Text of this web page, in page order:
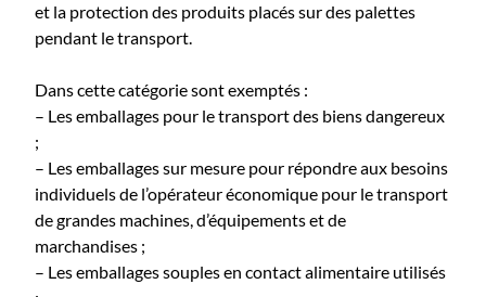
et la protection des produits placés sur des palettes
pendant le transport.
Dans cette catégorie sont exemptés :
– Les emballages pour le transport des biens dangereux
;
– Les emballages sur mesure pour répondre aux besoins
individuels de l’opérateur économique pour le transport
de grandes machines, d’équipements et de
marchandises ;
– Les emballages souples en contact alimentaire utilisés